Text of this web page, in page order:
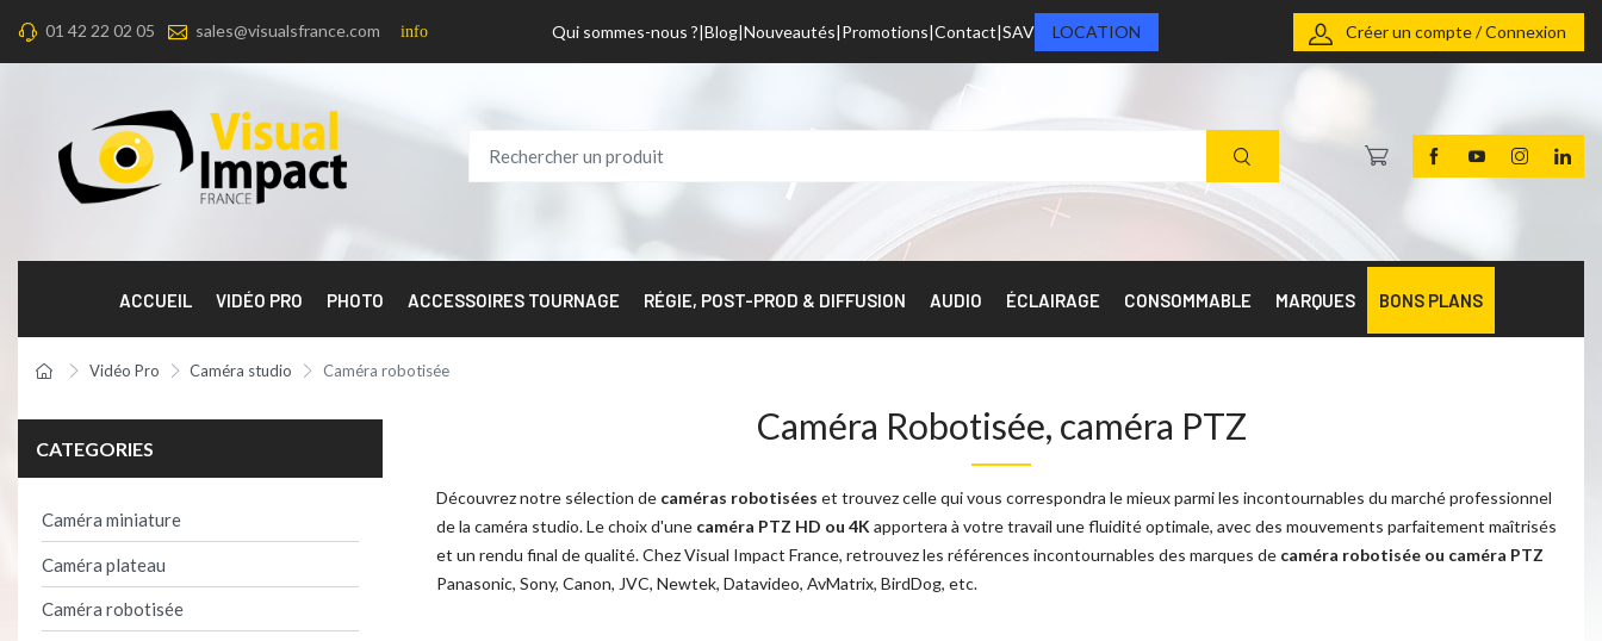
01 42 22 02 05 sales@visualsfrance.com info Qui sommes-nous ? Blog Nouveautés Promotions Contact SAV LOCATION Créer un compte / Connexion
ACCUEIL VIDÉO PRO PHOTO ACCESSOIRES TOURNAGE RÉGIE, POST-PROD & DIFFUSION AUDIO ÉCLAIRAGE CONSOMMABLE MARQUES BONS PLANS
Vidéo Pro Caméra studio Caméra robotisée
CATEGORIES
Caméra miniature
Caméra plateau
Caméra robotisée
Caméra Robotisée, caméra PTZ
Découvrez notre sélection de caméras robotisées et trouvez celle qui vous correspondra le mieux parmi les incontournables du marché professionnel
de la caméra studio. Le choix d'une caméra PTZ HD ou 4K apportera à votre travail une fluidité optimale, avec des mouvements parfaitement maîtrisés
et un rendu final de qualité. Chez Visual Impact France, retrouvez les références incontournables des marques de caméra robotisée ou caméra PTZ
Panasonic, Sony, Canon, JVC, Newtek, Datavideo, AvMatrix, BirdDog, etc.